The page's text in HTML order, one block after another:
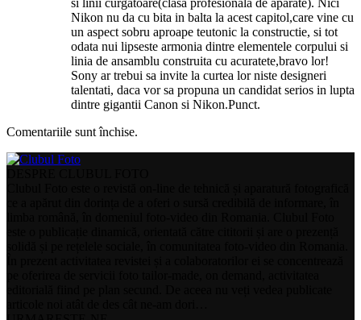
si linii curgatoare(clasa profesionala de aparate). Nici
Nikon nu da cu bita in balta la acest capitol,care vine cu
un aspect sobru aproape teutonic la constructie, si tot
odata nui lipseste armonia dintre elementele corpului si
linia de ansamblu construita cu acuratete,bravo lor!
Sony ar trebui sa invite la curtea lor niste designeri
talentati, daca vor sa propuna un candidat serios in lupta
dintre gigantii Canon si Nikon.Punct.
Comentariile sunt închise.